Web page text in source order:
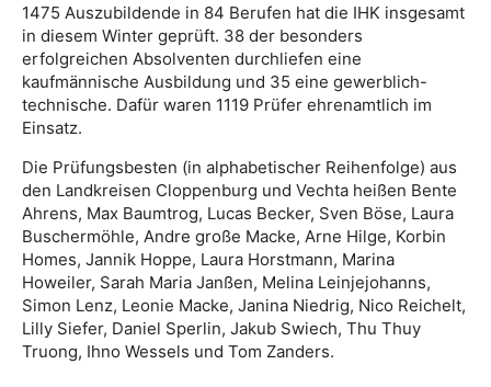
1475 Auszubildende in 84 Berufen hat die IHK insgesamt
in diesem Winter geprüft. 38 der besonders
erfolgreichen Absolventen durchliefen eine
kaufmännische Ausbildung und 35 eine gewerblich-
technische. Dafür waren 1119 Prüfer ehrenamtlich im
Einsatz.
Die Prüfungsbesten (in alphabetischer Reihenfolge) aus
den Landkreisen Cloppenburg und Vechta heißen Bente
Ahrens, Max Baumtrog, Lucas Becker, Sven Böse, Laura
Buschermöhle, Andre große Macke, Arne Hilge, Korbin
Homes, Jannik Hoppe, Laura Horstmann, Marina
Howeiler, Sarah Maria Janßen, Melina Leinjejohanns,
Simon Lenz, Leonie Macke, Janina Niedrig, Nico Reichelt,
Lilly Siefer, Daniel Sperlin, Jakub Swiech, Thu Thuy
Truong, Ihno Wessels und Tom Zanders.